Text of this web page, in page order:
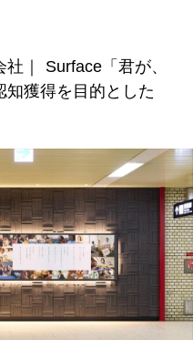
｜ Surface「君が、
知獲得を目的とした